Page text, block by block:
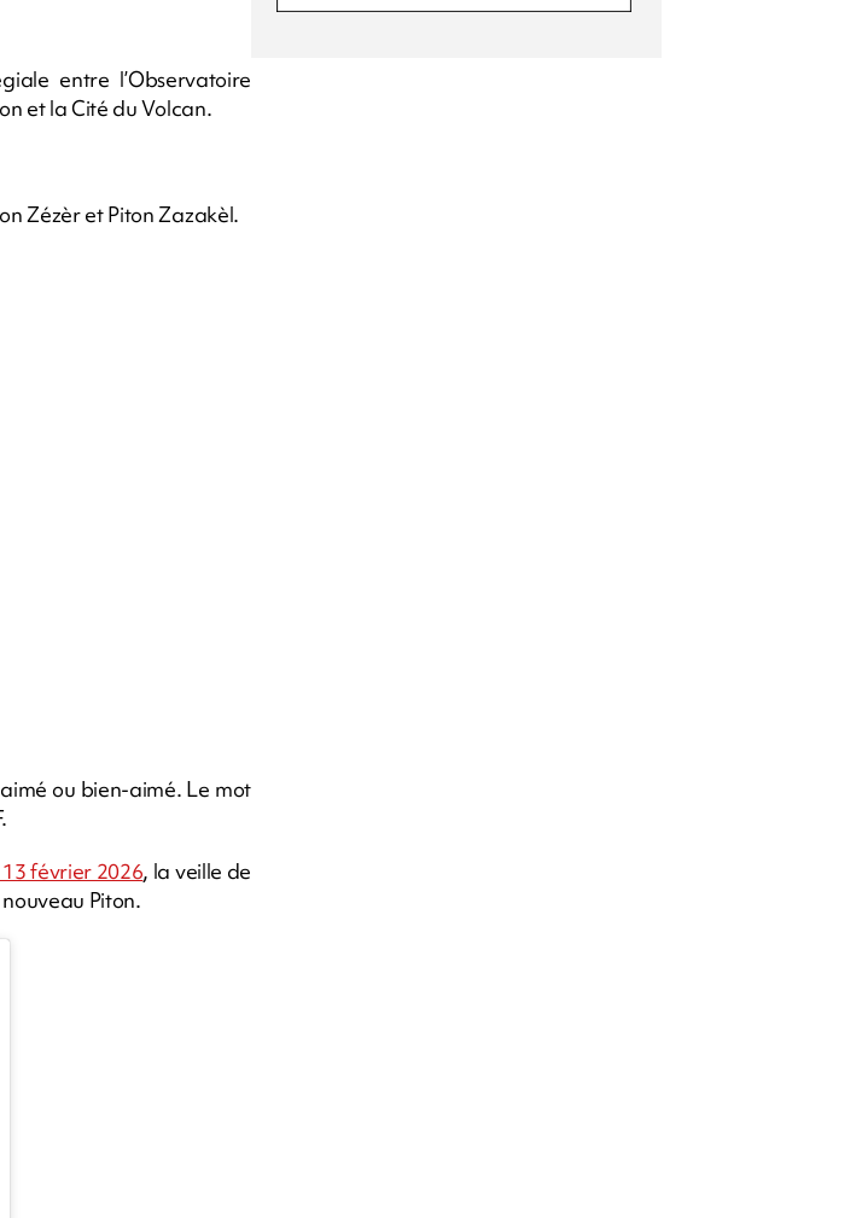
entre l’Observatoire
et la Cité du Volcan.
Zézèr et Piton Zazakèl.
ou bien-aimé. Le mot
février 2026, la veille de
Piton.